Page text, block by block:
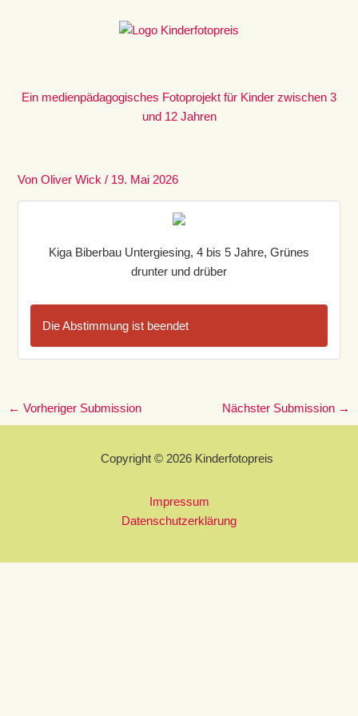
Ein medienpädagogisches Fotoprojekt für Kinder zwischen 3
und 12 Jahren
VonOliver Wick/ 19. Mai 2026
Kiga Biberbau Untergiesing, 4 bis 5 Jahre, Grünes
drunter und drüber
Die Abstimmung ist beendet
← Vorheriger Submission Nächster Submission →
Copyright © 2026 Kinderfotopreis
Impressum
Datenschutzerklärung